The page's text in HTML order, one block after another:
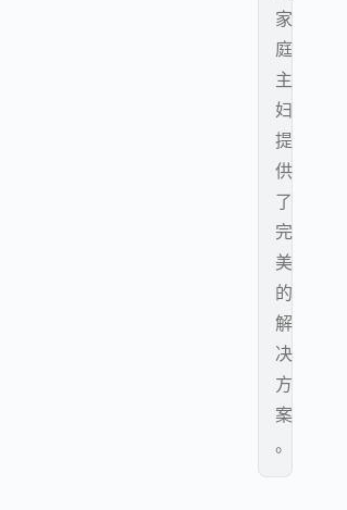
家
庭
主
妇
提
供
了
完
美
的
解
决
方
案
。